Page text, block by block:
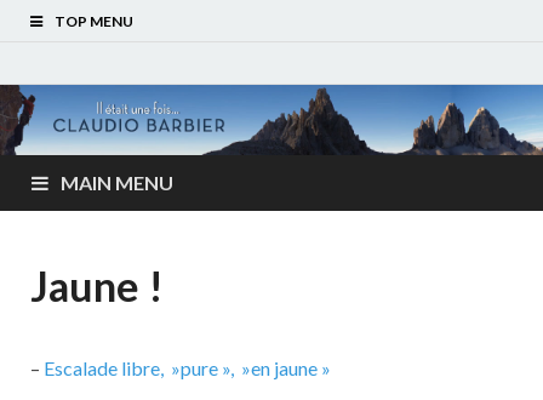
TOP MENU
MAIN MENU
Jaune !
– Escalade libre, »pure », »en jaune »